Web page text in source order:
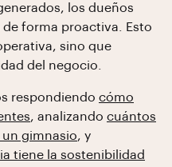
los dueños
forma proactiva. Esto
sino que
del negocio.
respondiendo cómo
, analizando cuántos
gimnasio, y
tiene la sostenibilidad